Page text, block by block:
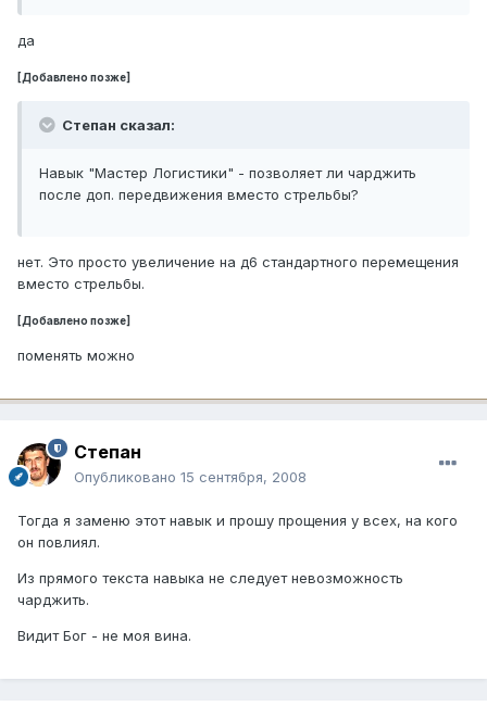
да
[Добавлено позже]
Степан сказал:
Навык "Мастер Логистики" - позволяет ли чарджить
после доп. передвижения вместо стрельбы?
нет. Это просто увеличение на д6 стандартного перемещения
вместо стрельбы.
[Добавлено позже]
поменять можно
Степан
Опубликовано 15 сентября, 2008
Тогда я заменю этот навык и прошу прощения у всех, на кого
он повлиял.
Из прямого текста навыка не следует невозможность
чарджить.
Видит Бог - не моя вина.